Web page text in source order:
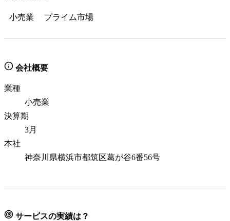
小売業 プライム市場
会社概要
業種
小売業
決算期
3月
本社
神奈川県横浜市都筑区葛が谷6番56号
サービスの実績は？